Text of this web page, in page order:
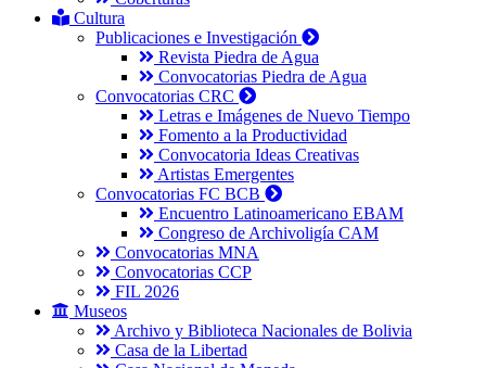
Cultura
Publicaciones e Investigación
Revista Piedra de Agua
Convocatorias Piedra de Agua
Convocatorias CRC
Letras e Imágenes de Nuevo Tiempo
Fomento a la Productividad
Convocatoria Ideas Creativas
Artistas Emergentes
Convocatorias FC BCB
Encuentro Latinoamericano EBAM
Congreso de Archivoligía CAM
Convocatorias MNA
Convocatorias CCP
FIL 2026
Museos
Archivo y Biblioteca Nacionales de Bolivia
Casa de la Libertad